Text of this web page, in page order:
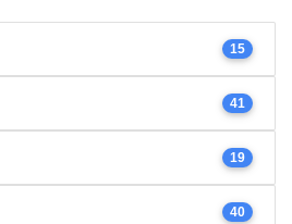
15
41
19
40